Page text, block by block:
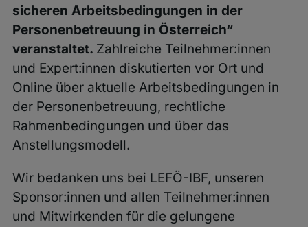
sicheren Arbeitsbedingungen in der
Personenbetreuung in Österreich“
veranstaltet. Zahlreiche Teilnehmer:innen
und Expert:innen diskutierten vor Ort und
Online über aktuelle Arbeitsbedingungen in
der Personenbetreuung, rechtliche
Rahmenbedingungen und über das
Anstellungsmodell.
Wir bedanken uns bei LEFÖ-IBF, unseren
Sponsor:innen und allen Teilnehmer:innen
und Mitwirkenden für die gelungene